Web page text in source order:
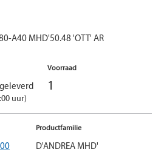
A40 MHD'50.48 'OTT' AR
uur)
Voorraad
1
Productfamilie
D'ANDREA MHD'